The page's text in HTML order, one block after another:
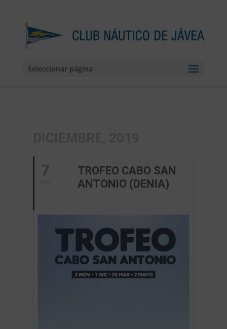
Seleccionar página
7
DIC
TROFEO CABO SAN
ANTONIO (DENIA)